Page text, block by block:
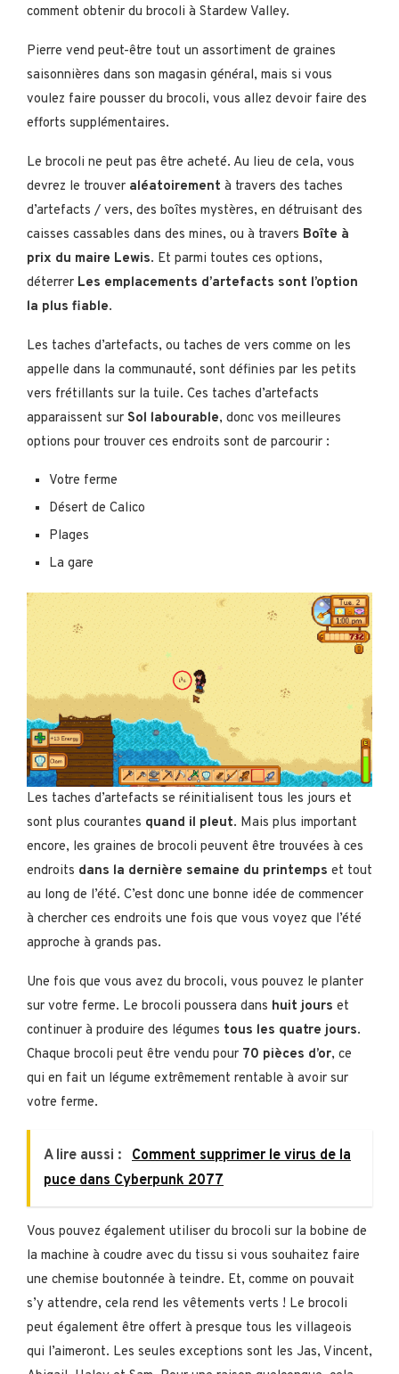
comment obtenir du brocoli à Stardew Valley.
Pierre vend peut-être tout un assortiment de graines
saisonnières dans son magasin général, mais si vous
voulez faire pousser du brocoli, vous allez devoir faire des
efforts supplémentaires.
Le brocoli ne peut pas être acheté. Au lieu de cela, vous
devrez le trouver aléatoirement à travers des taches
d’artefacts / vers, des boîtes mystères, en détruisant des
caisses cassables dans des mines, ou à travers Boîte à
prix du maire Lewis. Et parmi toutes ces options,
déterrer Les emplacements d’artefacts sont l’option
la plus fiable.
Les taches d’artefacts, ou taches de vers comme on les
appelle dans la communauté, sont définies par les petits
vers frétillants sur la tuile. Ces taches d’artefacts
apparaissent sur Sol labourable, donc vos meilleures
options pour trouver ces endroits sont de parcourir :
Votre ferme
Désert de Calico
Plages
La gare
Les taches d’artefacts se réinitialisent tous les jours et
sont plus courantes quand il pleut. Mais plus important
encore, les graines de brocoli peuvent être trouvées à ces
endroits dans la dernière semaine du printemps et tout
au long de l’été. C’est donc une bonne idée de commencer
à chercher ces endroits une fois que vous voyez que l’été
approche à grands pas.
Une fois que vous avez du brocoli, vous pouvez le planter
sur votre ferme. Le brocoli poussera dans huit jours et
continuer à produire des légumes tous les quatre jours.
Chaque brocoli peut être vendu pour 70 pièces d’or, ce
qui en fait un légume extrêmement rentable à avoir sur
votre ferme.
A lire aussi :
Comment supprimer le virus de la
puce dans Cyberpunk 2077
Vous pouvez également utiliser du brocoli sur la bobine de
la machine à coudre avec du tissu si vous souhaitez faire
une chemise boutonnée à teindre. Et, comme on pouvait
s’y attendre, cela rend les vêtements verts ! Le brocoli
peut également être offert à presque tous les villageois
qui l’aimeront. Les seules exceptions sont les Jas, Vincent,